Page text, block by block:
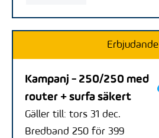
Erbjudande
Kampanj - 250/250 med
router + surfa säkert
Gäller till: tors 31 dec.
Bredband 250 för 399